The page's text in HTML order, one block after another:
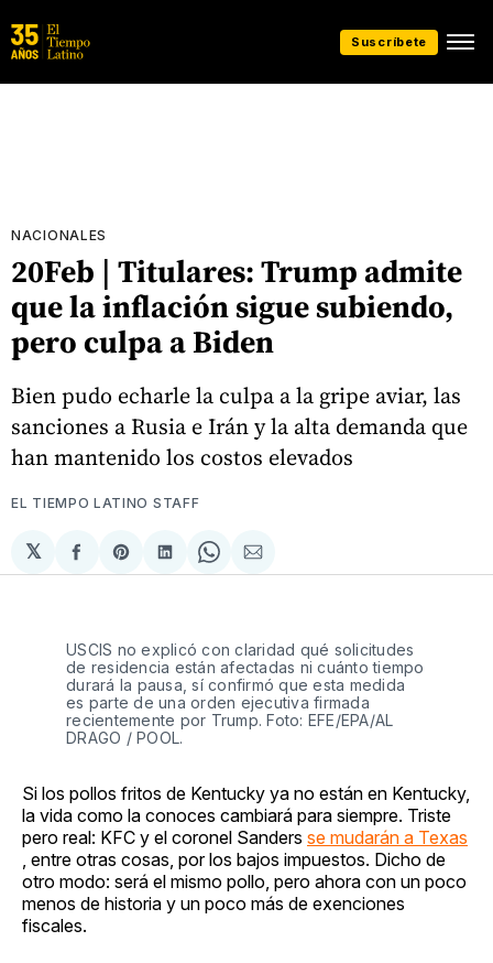
Suscríbete
NACIONALES
20Feb | Titulares: Trump admite
que la inflación sigue subiendo,
pero culpa a Biden
Bien pudo echarle la culpa a la gripe aviar, las
sanciones a Rusia e Irán y la alta demanda que
han mantenido los costos elevados
EL TIEMPO LATINO STAFF
𝕏
Compartir
en
Share
on
Compartir
en
Share
on
Compartir
via
USCIS no explicó con claridad qué solicitudes
de residencia están afectadas ni cuánto tiempo
durará la pausa, sí confirmó que esta medida
es parte de una orden ejecutiva firmada
recientemente por Trump. Foto: EFE/EPA/AL
DRAGO / POOL.
Si los pollos fritos de Kentucky ya no están en Kentucky,
la vida como la conoces cambiará para siempre. Triste
pero real: KFC y el coronel Sanders se mudarán a Texas
, entre otras cosas, por los bajos impuestos. Dicho de
otro modo: será el mismo pollo, pero ahora con un poco
menos de historia y un poco más de exenciones
fiscales.